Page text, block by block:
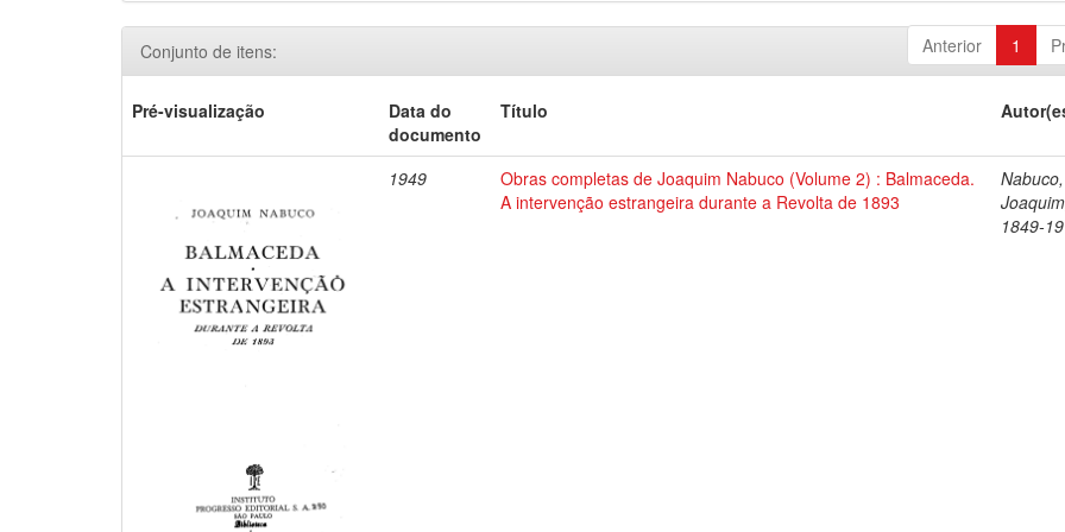
Anterior 1
Conjunto de itens:
Pré-visualização
Data do
documento
Título
1949
Obras completas de Joaquim Nabuco (Volume 2) : Balmaceda.
A intervenção estrangeira durante a Revolta de 1893
Nabuco,
1849-